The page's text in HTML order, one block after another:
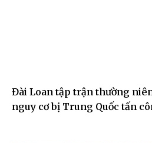
Đài Loan tập trận thường
nguy cơ bị Trung Quốc tấn